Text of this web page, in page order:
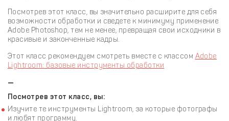
Посмотрев этот класс, вы значительно расширите для себя
возможности обработки и сведете к минимуму применение
Adobe Photoshop, тем не менее, превращая свои исходники в
красивые и законченные кадры.
Этот класс рекомендуем смотреть вместе с классом Adobe
Lightroom: базовые инструменты обработки
—
Посмотрев этот класс, вы:
Изучите те инструменты Lightroom, за которые фотографы
и любят программу.